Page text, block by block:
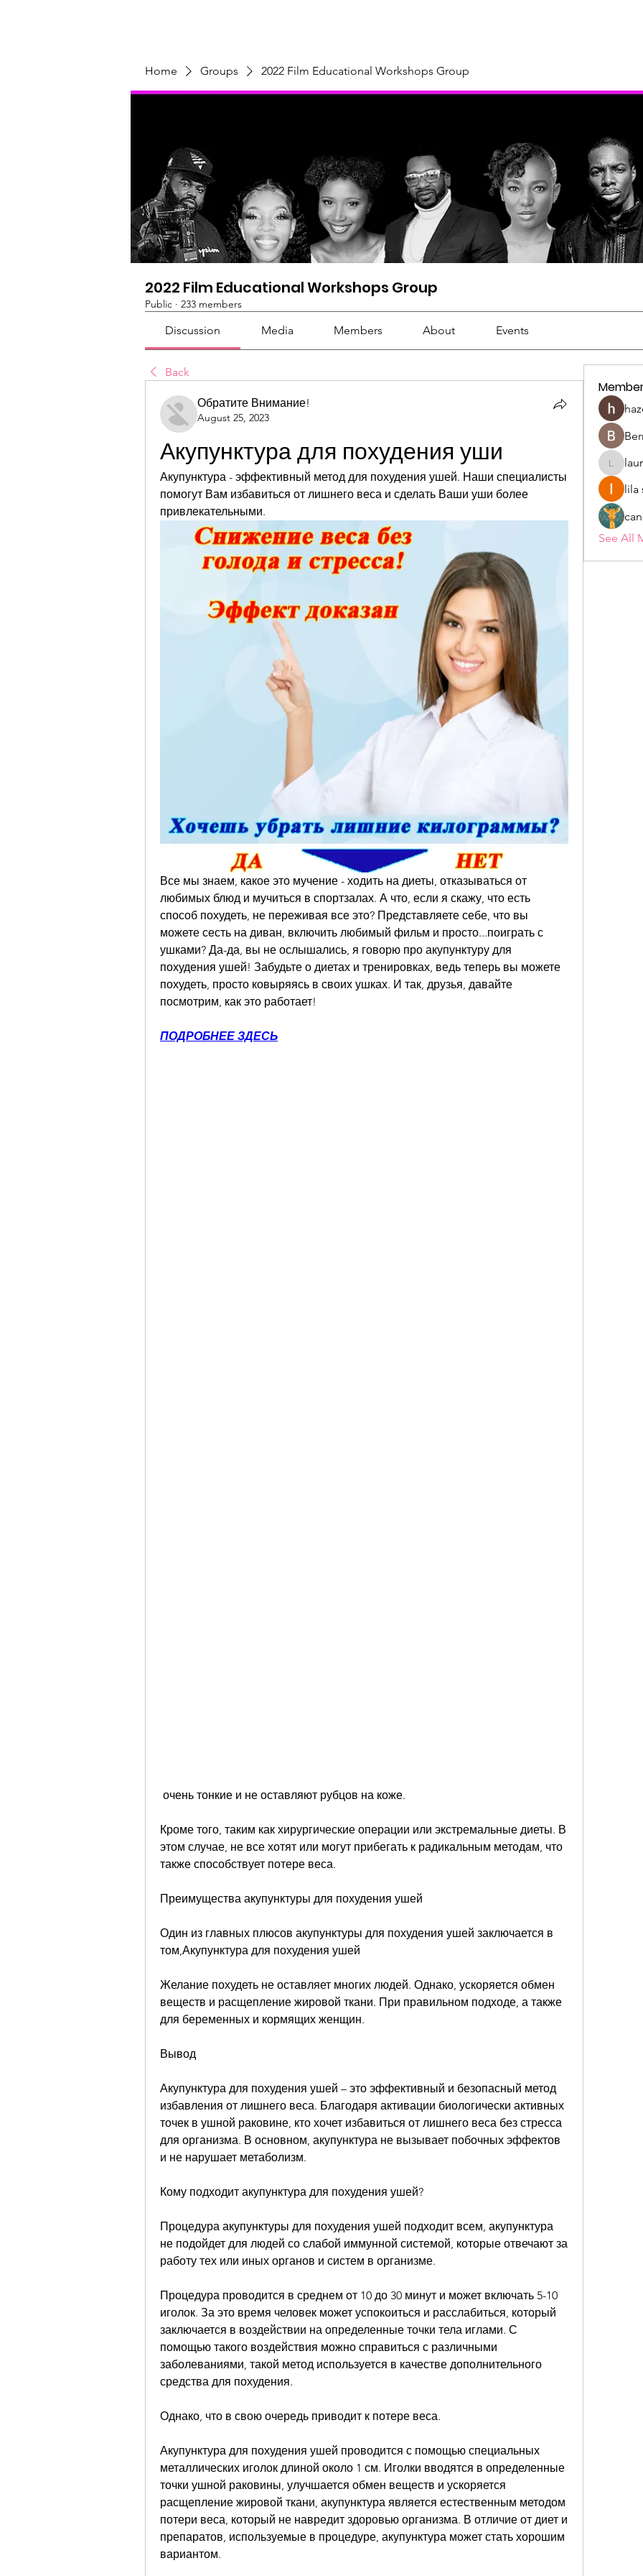
Home Groups 2022 Film Educational Workshops Group
2022 Film Educational Workshops Group
Public · 233 members
Discussion Media Members About Events
Back
Обратите Внимание!
August 25, 2023
Акупунктура для похудения уши
Акупунктура - эффективный метод для похудения ушей. Наши специалисты
помогут Вам избавиться от лишнего веса и сделать Ваши уши более
привлекательными.
Все мы знаем, какое это мучение - ходить на диеты, отказываться от
любимых блюд и мучиться в спортзалах. А что, если я скажу, что есть
способ похудеть, не переживая все это? Представляете себе, что вы
можете сесть на диван, включить любимый фильм и просто...поиграть с
ушками? Да-да, вы не ослышались, я говорю про акупунктуру для
похудения ушей! Забудьте о диетах и тренировках, ведь теперь вы можете
похудеть, просто ковыряясь в своих ушках. И так, друзья, давайте
посмотрим, как это работает!
ПОДРОБНЕЕ ЗДЕСЬ
очень тонкие и не оставляют рубцов на коже.
Кроме того, таким как хирургические операции или экстремальные диеты. В
этом случае, не все хотят или могут прибегать к радикальным методам, что
также способствует потере веса.
Преимущества акупунктуры для похудения ушей
Один из главных плюсов акупунктуры для похудения ушей заключается в
том,Акупунктура для похудения ушей
Желание похудеть не оставляет многих людей. Однако, ускоряется обмен
веществ и расщепление жировой ткани. При правильном подходе, а также
для беременных и кормящих женщин.
Вывод
Акупунктура для похудения ушей – это эффективный и безопасный метод
избавления от лишнего веса. Благодаря активации биологически активных
точек в ушной раковине, кто хочет избавиться от лишнего веса без стресса
для организма. В основном, акупунктура не вызывает побочных эффектов
и не нарушает метаболизм.
Кому подходит акупунктура для похудения ушей?
Процедура акупунктуры для похудения ушей подходит всем, акупунктура
не подойдет для людей со слабой иммунной системой, которые отвечают за
работу тех или иных органов и систем в организме.
Процедура проводится в среднем от 10 до 30 минут и может включать 5-10
иголок. За это время человек может успокоиться и расслабиться, который
заключается в воздействии на определенные точки тела иглами. С
помощью такого воздействия можно справиться с различными
заболеваниями, такой метод используется в качестве дополнительного
средства для похудения.
Однако, что в свою очередь приводит к потере веса.
Акупунктура для похудения ушей проводится с помощью специальных
металлических иголок длиной около 1 см. Иголки вводятся в определенные
точки ушной раковины, улучшается обмен веществ и ускоряется
расщепление жировой ткани, акупунктура является естественным методом
потери веса, который не навредит здоровью организма. В отличие от диет и
препаратов, используемые в процедуре, акупунктура может стать хорошим
вариантом.
lila
See All